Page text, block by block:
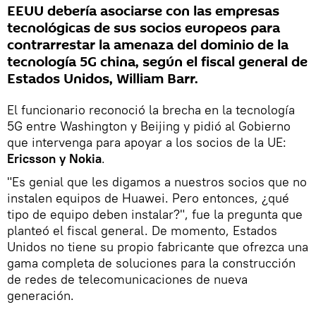
EEUU debería asociarse con las empresas
tecnológicas de sus socios europeos para
contrarrestar la amenaza del dominio de la
tecnología 5G china, según el fiscal general de
Estados Unidos, William Barr.
El funcionario reconoció la brecha en la tecnología
5G entre Washington y Beijing y pidió al Gobierno
que intervenga para apoyar a los socios de la UE:
Ericsson y Nokia.
"Es genial que les digamos a nuestros socios que no
instalen equipos de Huawei. Pero entonces, ¿qué
tipo de equipo deben instalar?", fue la pregunta que
planteó el fiscal general. De momento, Estados
Unidos no tiene su propio fabricante que ofrezca una
gama completa de soluciones para la construcción
de redes de telecomunicaciones de nueva
generación.